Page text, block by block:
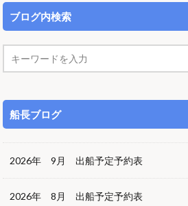
ブログ内検索
船長ブログ
2026年 9月 出船予定予約表
2026年 8月 出船予定予約表